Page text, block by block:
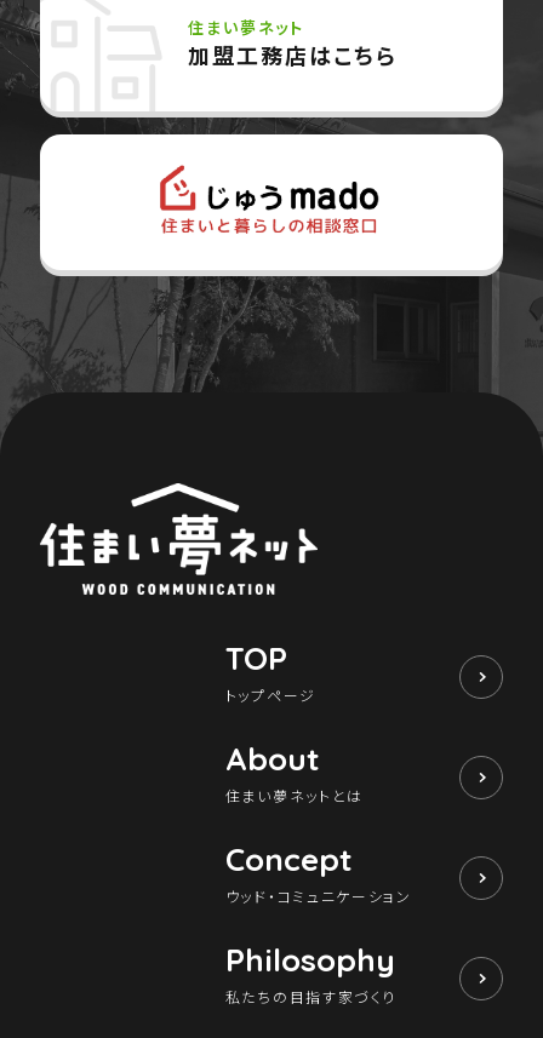
Project
私たちの取り組み
Information
家づくりに役立つ情報
Maintenance
家のメンテナンス
住まい夢ネット
加盟工務店はこちら
TOP
トップページ
About
住まい夢ネットとは
Concept
ウッド・コミュニケーション
Philosophy
私たちの目指す家づくり